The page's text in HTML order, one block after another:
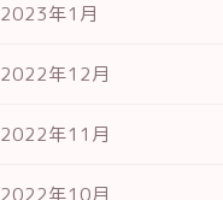
2023年1月
2022年12月
2022年11月